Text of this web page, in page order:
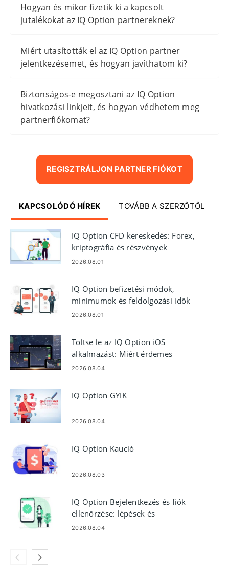
Hogyan és mikor fizetik ki a kapcsolt
jutalékokat az IQ Option partnereknek?
Miért utasították el az IQ Option partner
jelentkezésemet, és hogyan javíthatom ki?
Biztonságos-e megosztani az IQ Option
hivatkozási linkjeit, és hogyan védhetem meg
partnerfiókomat?
REGISZTRÁLJON PARTNER FIÓKOT
KAPCSOLÓDÓ HÍREK TOVÁBB A SZERZŐTŐL
IQ Option CFD kereskedés: Forex,
kriptográfia és részvények
2026.08.01
IQ Option befizetési módok,
minimumok és feldolgozási idők
2026.08.01
Töltse le az IQ Option iOS
alkalmazást: Miért érdemes
használni és hogyan kell telepíteni
2026.08.04
IQ Option GYIK
2026.08.04
IQ Option Kaució
2026.08.03
IQ Option Bejelentkezés és fiók
ellenőrzése: lépések és
követelmények
2026.08.04